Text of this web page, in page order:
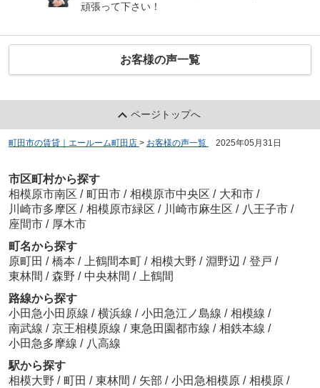
頑張って下さい！
お客様の声一覧
ページトップへ
町田市の賃貸｜エールーム町田店 > お客様の声一覧 2025年05月31日
市区町村から探す
相模原市南区 / 町田市 / 相模原市中央区 / 大和市 /
川崎市多摩区 / 相模原市緑区 / 川崎市麻生区 / 八王子市 /
座間市 / 厚木市
町名から探す
原町田 / 橋本 / 上鶴間本町 / 相模大野 / 淵野辺 / 登戸 /
東林間 / 森野 / 中央林間 /
上鶴間
路線から探す
小田急小田原線 / 横浜線 / 小田急江ノ島線 / 相模線 /
南武線 / 京王相模原線 / 東急田園都市線 / 相鉄本線 /
小田急多摩線 / 八高線
駅から探す
相模大野 / 町田 / 東林間 / 矢部 / 小田急相模原 / 相模原 /